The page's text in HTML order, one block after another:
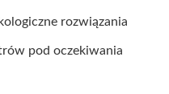
rozwiązania
pod oczekiwania